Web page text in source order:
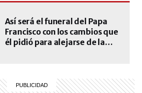
Así será el funeral del Papa
Francisco con los cambios que
él pidió para alejarse de la
familia del Indio Solari reveló un
gesto que tuvo el músico horas
antes de su muerte
ACTUALIDAD
Las desgarradoras últimas
festejos